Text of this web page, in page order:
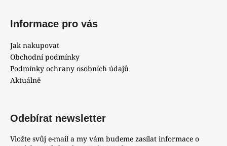
Informace pro vás
Jak nakupovat
Obchodní podmínky
Podmínky ochrany osobních údajů
Aktuálně
Odebírat newsletter
Vložte svůj e-mail a my vám budeme zasílat informace o